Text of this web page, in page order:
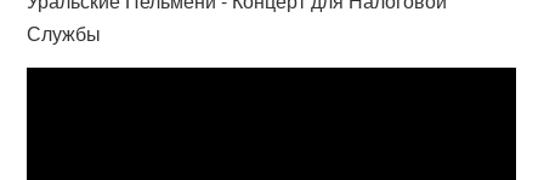
Службы